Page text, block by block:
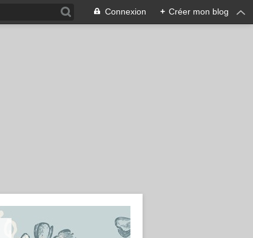
Connexion + Créer mon blog